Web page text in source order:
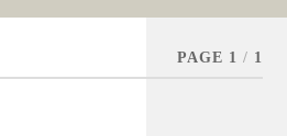
PAGE 1 / 1